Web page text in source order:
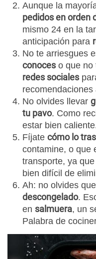
Aunque la
pedidos en orden
mismo 24 en la
anticipación para
No te arriesgues
conoces o que no
redes sociales
No olvides llevar
tu pavo. Como
estar bien
Fíjate cómo lo
contamine, o que
transporte, ya
bien difícil de
Ah: no olvides
descongelado.
en salmuera, un
Palabra de